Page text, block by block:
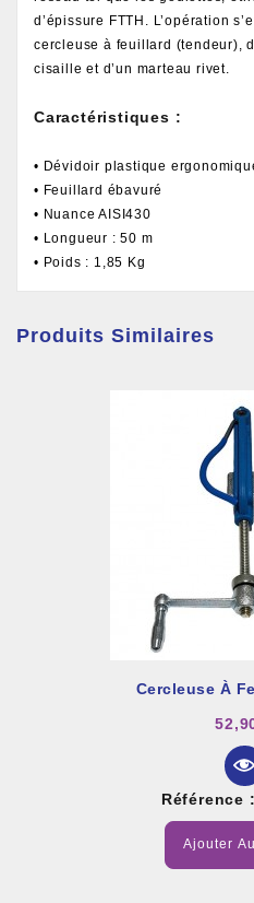
d’épissure FTTH. L’opération
cercleuse à feuillard (tendeur),
cisaille et d’un marteau rivet.
Caractéristiques :
• Dévidoir plastique
• Feuillard ébavuré
• Nuance AISI430
• Longueur : 50 m
• Poids : 1,85 Kg
Produits Similaires
Cercleuse À
Référence :
Ajouter